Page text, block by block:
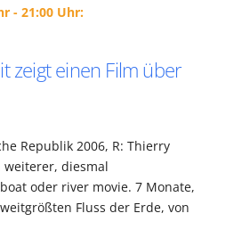
- 21:00 Uhr:
zeigt einen Film über
Republik 2006, R: Thierry
weiterer, diesmal
oder river movie. 7 Monate,
Fluss der Erde, von